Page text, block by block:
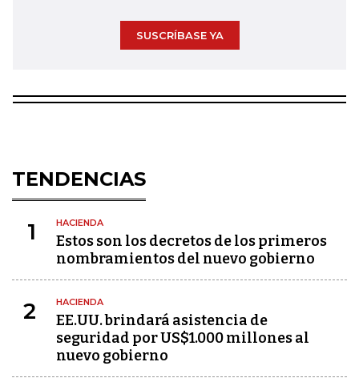
SUSCRÍBASE YA
TENDENCIAS
1 HACIENDA
Estos son los decretos de los primeros
nombramientos del nuevo gobierno
2 HACIENDA
EE.UU. brindará asistencia de
seguridad por US$1.000 millones al
nuevo gobierno